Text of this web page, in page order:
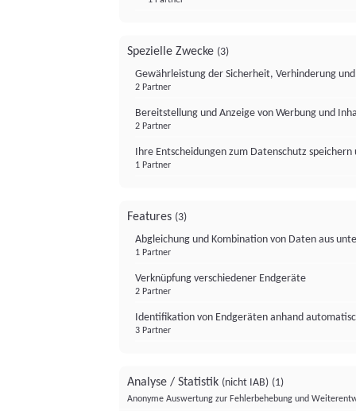
Spezielle Zwecke (3)
Gewährleistung der Sicherheit, Verhinderung
2 Partner
Bereitstellung und Anzeige von Werbung und
2 Partner
Ihre Entscheidungen zum Datenschutz
1 Partner
Features (3)
Abgleichung und Kombination von Daten aus
1 Partner
Verknüpfung verschiedener Endgeräte
2 Partner
Identifikation von Endgeräten anhand
3 Partner
Analyse / Statistik (nicht IAB) (1)
Anonyme Auswertung zur Fehlerbehebung und